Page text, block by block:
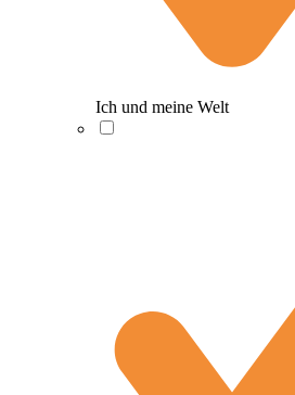
Ich und meine Welt